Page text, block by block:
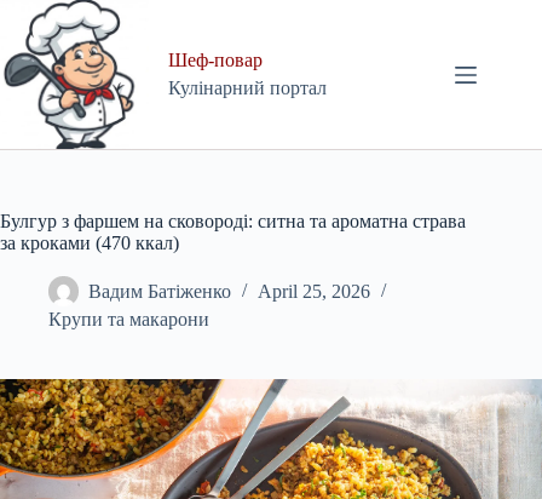
content
Шеф-повар
Кулінарний портал
Булгур з фаршем на сковороді: ситна та ароматна страва
за кроками (470 ккал)
Вадим Батіженко
April 25, 2026
Крупи та макарони